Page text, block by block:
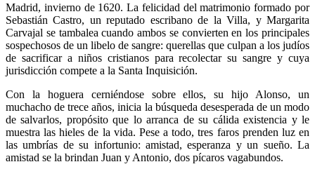
Madrid, invierno de 1620. La felicidad del matrimonio formado por
Sebastián Castro, un reputado escribano de la Villa, y Margarita
Carvajal se tambalea cuando ambos se convierten en los principales
sospechosos de un libelo de sangre: querellas que culpan a los judíos
de sacrificar a niños cristianos para recolectar su sangre y cuya
jurisdicción compete a la Santa Inquisición.
Con la hoguera cerniéndose sobre ellos, su hijo Alonso, un
muchacho de trece años, inicia la búsqueda desesperada de un modo
de salvarlos, propósito que lo arranca de su cálida existencia y le
muestra las hieles de la vida. Pese a todo, tres faros prenden luz en
las umbrías de su infortunio: amistad, esperanza y un sueño. La
amistad se la brindan Juan y Antonio, dos pícaros vagabundos.